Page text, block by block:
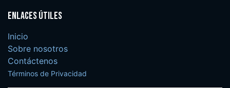
Enlaces útiles
Inicio
Sobre nosotros
Contáctenos
Términos de Privacidad